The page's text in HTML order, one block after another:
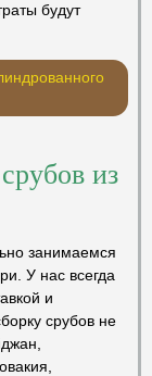
будут
из
занимаемся
У нас всегда
и
срубов не